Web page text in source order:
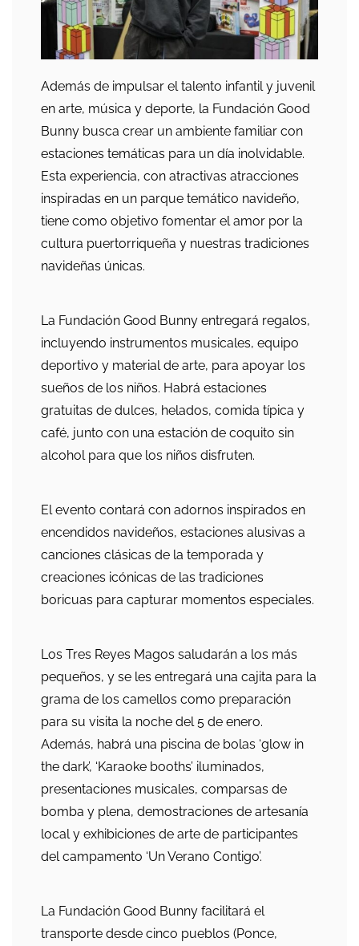
Además de impulsar el talento infantil y juvenil
en arte, música y deporte, la Fundación Good
Bunny busca crear un ambiente familiar con
estaciones temáticas para un día inolvidable.
Esta experiencia, con atractivas atracciones
inspiradas en un parque temático navideño,
tiene como objetivo fomentar el amor por la
cultura puertorriqueña y nuestras tradiciones
navideñas únicas.
La Fundación Good Bunny entregará regalos,
incluyendo instrumentos musicales, equipo
deportivo y material de arte, para apoyar los
sueños de los niños. Habrá estaciones
gratuitas de dulces, helados, comida típica y
café, junto con una estación de coquito sin
alcohol para que los niños disfruten.
El evento contará con adornos inspirados en
encendidos navideños, estaciones alusivas a
canciones clásicas de la temporada y
creaciones icónicas de las tradiciones
boricuas para capturar momentos especiales.
Los Tres Reyes Magos saludarán a los más
pequeños, y se les entregará una cajita para la
grama de los camellos como preparación
para su visita la noche del 5 de enero.
Además, habrá una piscina de bolas ‘glow in
the dark’, ‘Karaoke booths’ iluminados,
presentaciones musicales, comparsas de
bomba y plena, demostraciones de artesanía
local y exhibiciones de arte de participantes
del campamento ‘Un Verano Contigo’.
La Fundación Good Bunny facilitará el
transporte desde cinco pueblos (Ponce,